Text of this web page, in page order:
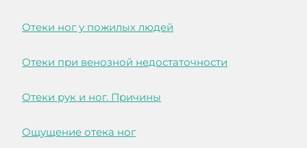
Отеки ног у пожилых людей
Отеки при венозной недостаточности
Отеки рук и ног. Причины
Ощущение отека ног